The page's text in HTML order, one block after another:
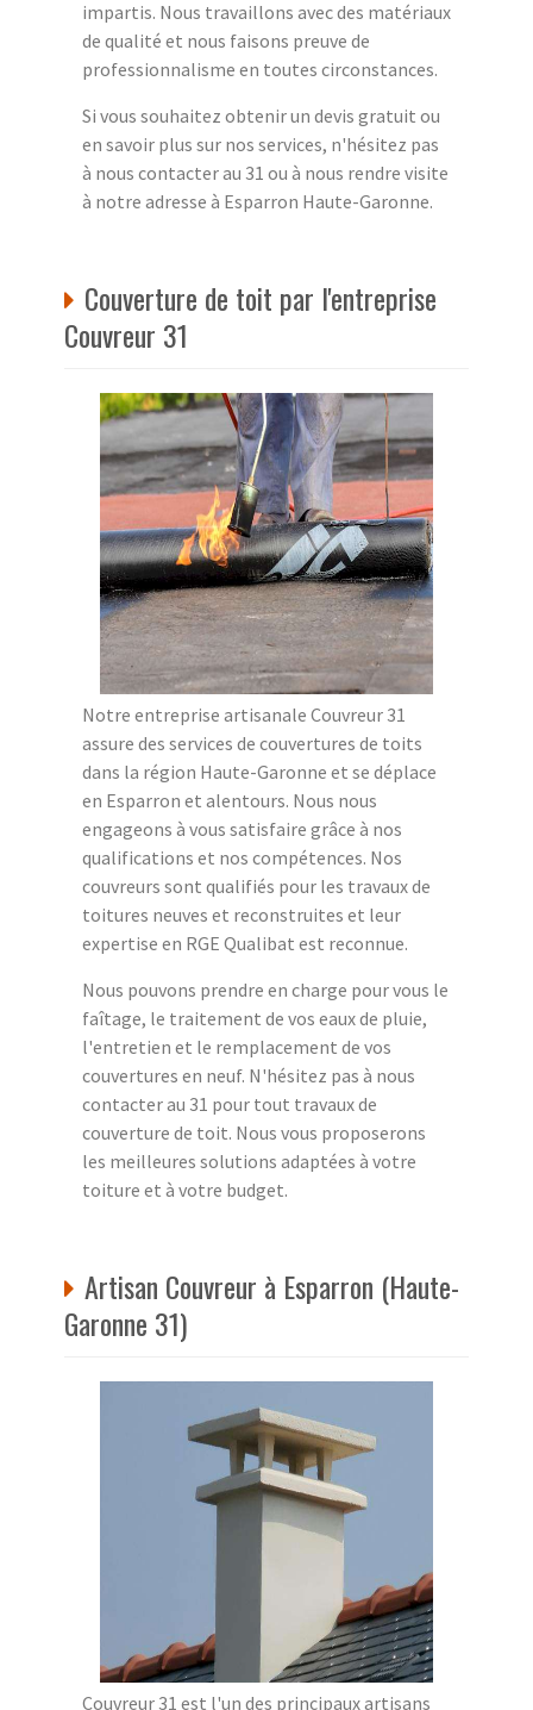
impartis. Nous travaillons avec des matériaux
de qualité et nous faisons preuve de
professionnalisme en toutes circonstances.
Si vous souhaitez obtenir un devis gratuit ou
en savoir plus sur nos services, n'hésitez pas
à nous contacter au 31 ou à nous rendre visite
à notre adresse à Esparron Haute-Garonne.
Couverture de toit par l'entreprise
Couvreur 31
Notre entreprise artisanale Couvreur 31
assure des services de couvertures de toits
dans la région Haute-Garonne et se déplace
en Esparron et alentours. Nous nous
engageons à vous satisfaire grâce à nos
qualifications et nos compétences. Nos
couvreurs sont qualifiés pour les travaux de
toitures neuves et reconstruites et leur
expertise en RGE Qualibat est reconnue.
Nous pouvons prendre en charge pour vous le
faîtage, le traitement de vos eaux de pluie,
l'entretien et le remplacement de vos
couvertures en neuf. N'hésitez pas à nous
contacter au 31 pour tout travaux de
couverture de toit. Nous vous proposerons
les meilleures solutions adaptées à votre
toiture et à votre budget.
Artisan Couvreur à Esparron (Haute-
Garonne 31)
Couvreur 31 est l'un des principaux artisans